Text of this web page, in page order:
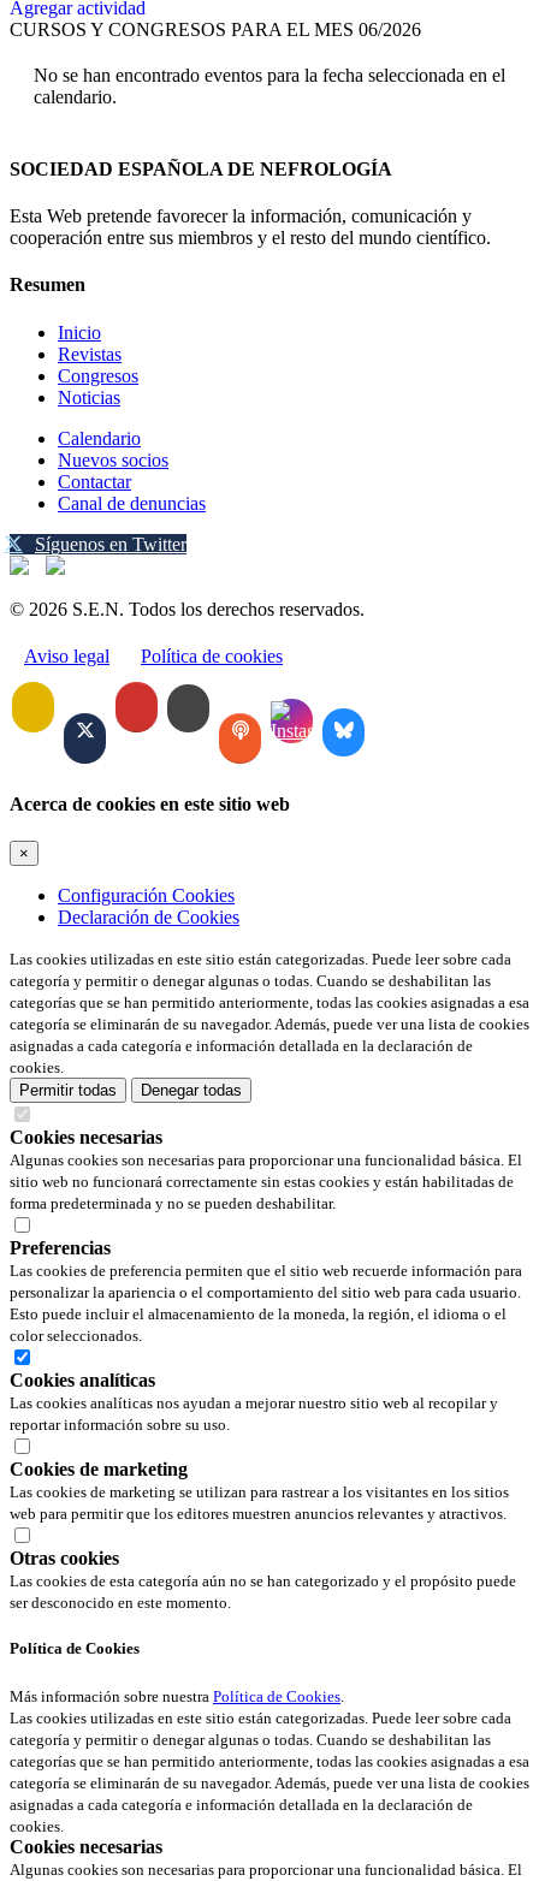
Agregar actividad
CURSOS Y CONGRESOS PARA EL MES 06/2026
No se han encontrado eventos para la fecha seleccionada en el
calendario.
SOCIEDAD ESPAÑOLA DE NEFROLOGÍA
Esta Web pretende favorecer la información, comunicación y
cooperación entre sus miembros y el resto del mundo científico.
Resumen
Inicio
Revistas
Congresos
Noticias
Calendario
Nuevos socios
Contactar
Canal de denuncias
Síguenos en Twitter
© 2026 S.E.N. Todos los derechos reservados.
Aviso legal Política de cookies
Acerca de cookies en este sitio web
×
Configuración Cookies
Declaración de Cookies
Las cookies utilizadas en este sitio están categorizadas. Puede leer sobre cada
categoría y permitir o denegar algunas o todas. Cuando se deshabilitan las
categorías que se han permitido anteriormente, todas las cookies asignadas a esa
categoría se eliminarán de su navegador. Además, puede ver una lista de cookies
asignadas a cada categoría e información detallada en la declaración de
cookies.
Permitir todas
Denegar todas
Cookies necesarias
Algunas cookies son necesarias para proporcionar una funcionalidad básica. El
sitio web no funcionará correctamente sin estas cookies y están habilitadas de
forma predeterminada y no se pueden deshabilitar.
Preferencias
Las cookies de preferencia permiten que el sitio web recuerde información para
personalizar la apariencia o el comportamiento del sitio web para cada usuario.
Esto puede incluir el almacenamiento de la moneda, la región, el idioma o el
color seleccionados.
Cookies analíticas
Las cookies analíticas nos ayudan a mejorar nuestro sitio web al recopilar y
reportar información sobre su uso.
Cookies de marketing
Las cookies de marketing se utilizan para rastrear a los visitantes en los sitios
web para permitir que los editores muestren anuncios relevantes y atractivos.
Otras cookies
Las cookies de esta categoría aún no se han categorizado y el propósito puede
ser desconocido en este momento.
Política de Cookies
Más información sobre nuestra Política de Cookies.
Las cookies utilizadas en este sitio están categorizadas. Puede leer sobre cada
categoría y permitir o denegar algunas o todas. Cuando se deshabilitan las
categorías que se han permitido anteriormente, todas las cookies asignadas a esa
categoría se eliminarán de su navegador. Además, puede ver una lista de cookies
asignadas a cada categoría e información detallada en la declaración de
cookies.
Cookies necesarias
Algunas cookies son necesarias para proporcionar una funcionalidad básica. El